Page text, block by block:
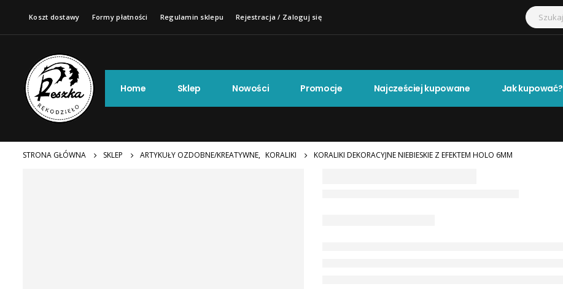
Koszt dostawy Formy płatności Regulamin sklepu Rejestracja / Zaloguj się
Home Sklep Nowości Promocje Najcześciej kupowane Jak kupować?
STRONA GŁÓWNA SKLEP ARTYKUŁY OZDOBNE/KREATYWNE, KORALIKI KORALIKI DEKORACYJNE NIEBIESKIE Z EFEKTEM HOLO 6MM